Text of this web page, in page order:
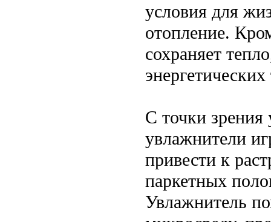
условия для
отопление.
сохраняет
энергетических
С точки зрения
увлажнители
привести к
паркетных
Увлажнитель